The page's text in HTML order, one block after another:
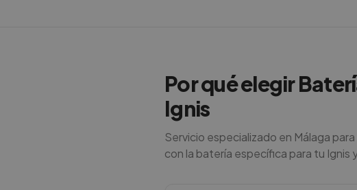
Por qué elegir
Ignis
Servicio especializado en Málaga
con la batería específica para tu Ignis